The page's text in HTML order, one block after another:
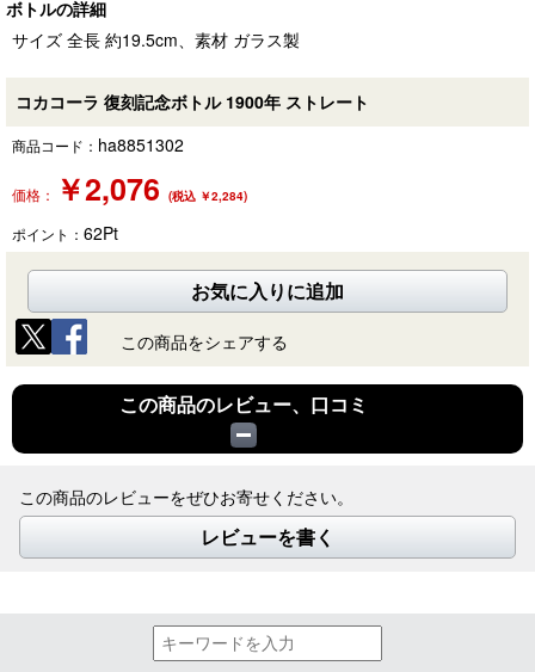
ボトルの詳細
サイズ 全長 約19.5cm、素材 ガラス製
コカコーラ 復刻記念ボトル 1900年 ストレート
商品コード： ha8851302
価格： ￥2,076 (税込 ￥2,284)
ポイント： 62Pt
お気に入りに追加
この商品をシェアする
この商品のレビュー、口コミ
この商品のレビューをぜひお寄せください。
レビューを書く